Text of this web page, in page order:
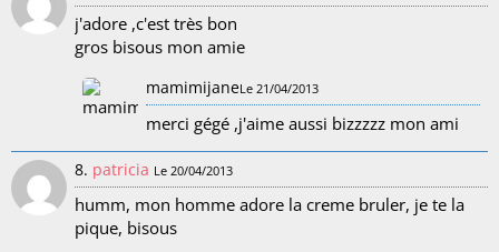
j'adore ,c'est très bon
gros bisous mon amie
mamimijaneLe 21/04/2013
merci gégé ,j'aime aussi bizzzzz mon ami
8. patricia Le 20/04/2013
humm, mon homme adore la creme bruler, je te la
pique, bisous